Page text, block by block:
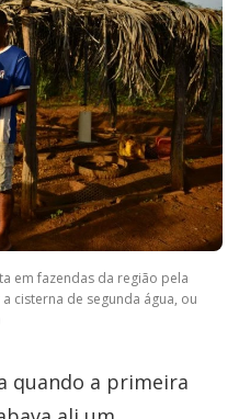
em fazendas da região pela
cisterna de segunda água, ou
quando a primeira